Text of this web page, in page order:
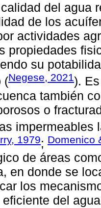
del agua
de los
actividades
propiedades
su
(Negese, 2021).
también
o
impermeables
1979; Domenico
de áreas
en donde se
los
del